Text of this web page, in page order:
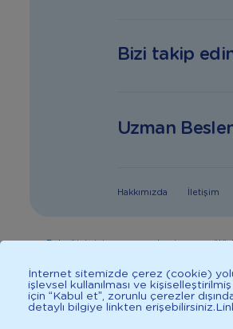
Bizi takip
Uzman
Hakkımızda İletişim
Bebeğiniz için en uygun besin anne
İnternet sitemizde çerez (cookie)
işlevsel kullanılması ve
için “Kabul et”, zorunlu çerezler
detaylı bilgiye linkten erişebilirsiniz.